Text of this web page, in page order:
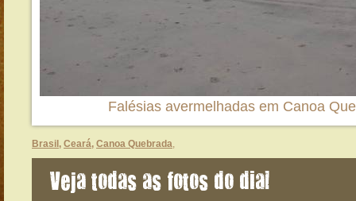
Falésias avermelhadas em Canoa
Brasil , Ceará, Canoa Quebrada,
Veja todas as fotos do dia!